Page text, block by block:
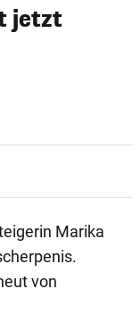
jetzt
Marika
von